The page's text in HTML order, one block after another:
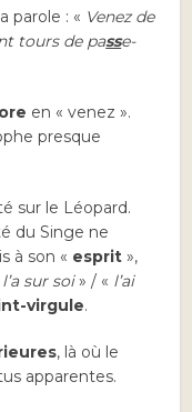
parole : « Venez de
tours de passe-
en « venez ».
presque
sur le Léopard.
du Singe ne
à son « esprit »,
l’a sur soi» / « l’ai
virgule.
, là où le
apparentes.